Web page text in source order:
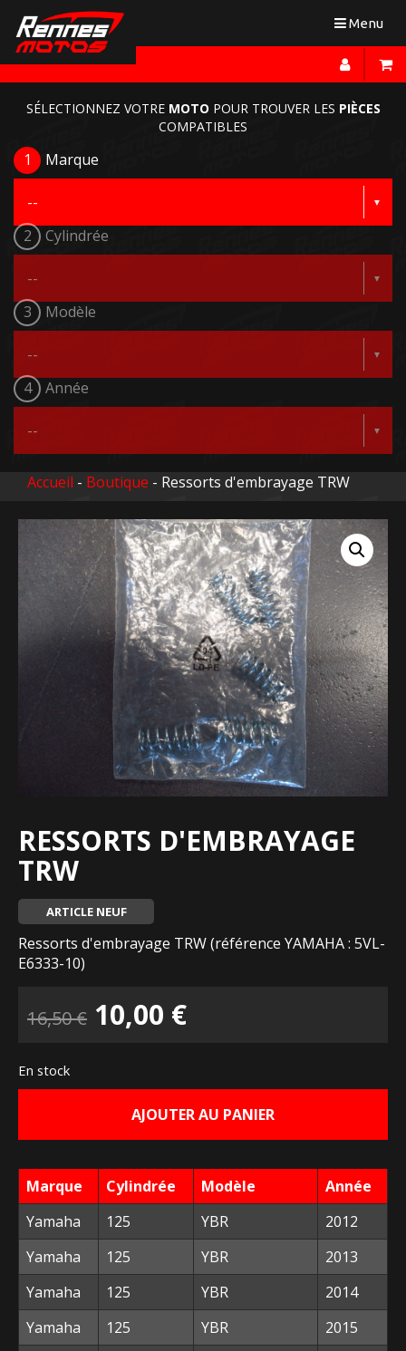
Toggle
Menu
SÉLECTIONNEZ VOTRE MOTO POUR TROUVER LES PIÈCES
COMPATIBLES
1 Marque
2 Cylindrée
3 Modèle
4 Année
Accueil - Boutique - Ressorts d'embrayage TRW
RESSORTS D'EMBRAYAGE
TRW
ARTICLE NEUF
Ressorts d'embrayage TRW (référence YAMAHA : 5VL-
E6333-10)
16,50€ Le
initial
était :
16,50 €.
10,00 €Le
actuel
est :
10,00 €.
En stock
AJOUTER AU PANIER
Marque Cylindrée Modèle
Année
Yamaha
125 YBR
2012
Yamaha
125 YBR
2013
Yamaha
125 YBR
2014
Yamaha
125 YBR
2015